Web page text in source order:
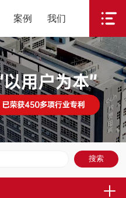
案例 我们